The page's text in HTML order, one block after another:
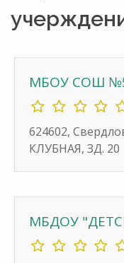
МБОУ СОШ
624602,
КЛУБНАЯ, ЗД. 20
МБДОУ